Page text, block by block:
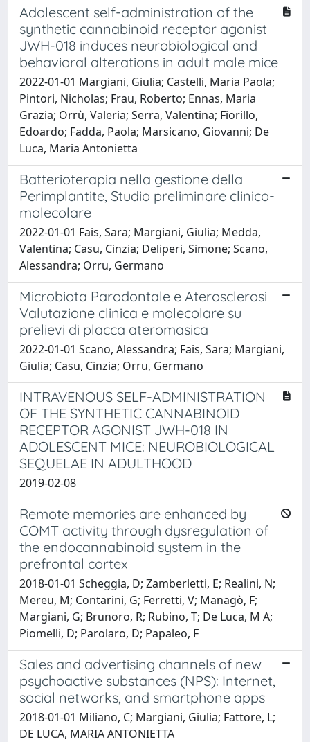
Adolescent self-administration of the
synthetic cannabinoid receptor agonist
JWH-018 induces neurobiological and
behavioral alterations in adult male mice
2022-01-01 Margiani, Giulia; Castelli, Maria Paola;
Pintori, Nicholas; Frau, Roberto; Ennas, Maria
Grazia; Orrù, Valeria; Serra, Valentina; Fiorillo,
Edoardo; Fadda, Paola; Marsicano, Giovanni; De
Luca, Maria Antonietta
Batterioterapia nella gestione della
Perimplantite, Studio preliminare clinico-
molecolare
2022-01-01 Fais, Sara; Margiani, Giulia; Medda,
Valentina; Casu, Cinzia; Deliperi, Simone; Scano,
Alessandra; Orru, Germano
Microbiota Parodontale e Aterosclerosi
Valutazione clinica e molecolare su
prelievi di placca ateromasica
2022-01-01 Scano, Alessandra; Fais, Sara; Margiani,
Giulia; Casu, Cinzia; Orru, Germano
INTRAVENOUS SELF-ADMINISTRATION
OF THE SYNTHETIC CANNABINOID
RECEPTOR AGONIST JWH-018 IN
ADOLESCENT MICE: NEUROBIOLOGICAL
SEQUELAE IN ADULTHOOD
2019-02-08
Remote memories are enhanced by
COMT activity through dysregulation of
the endocannabinoid system in the
prefrontal cortex
2018-01-01 Scheggia, D; Zamberletti, E; Realini, N;
Mereu, M; Contarini, G; Ferretti, V; Managò, F;
Margiani, G; Brunoro, R; Rubino, T; De Luca, M A;
Piomelli, D; Parolaro, D; Papaleo, F
Sales and advertising channels of new
psychoactive substances (NPS): Internet,
social networks, and smartphone apps
2018-01-01 Miliano, C; Margiani, Giulia; Fattore, L;
DE LUCA, MARIA ANTONIETTA